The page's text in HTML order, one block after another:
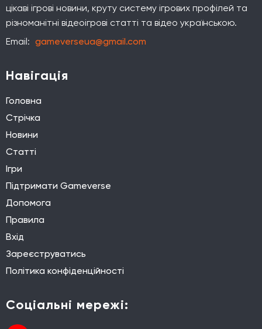
цікаві ігрові новини, круту систему ігрових профілей та
різноманітні відеоігрові статті та відео українською.
Email: gameverseua@gmail.com
Навігація
Головна
Стрічка
Новини
Статті
Ігри
Підтримати Gameverse
Допомога
Правила
Вхід
Зареєструватись
Політика конфіденційності
Соціальні мережі: